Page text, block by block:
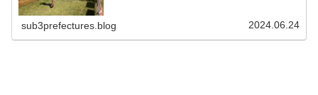
sub3prefectures.blog 2024.06.24